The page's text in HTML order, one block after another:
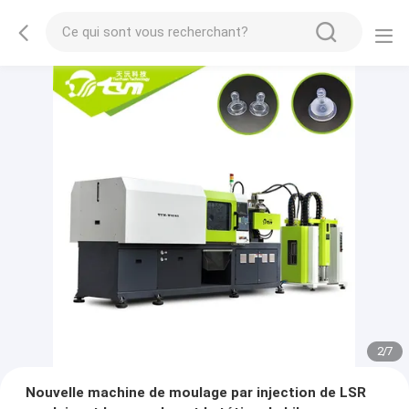
2/7
Nouvelle machine de moulage par injection de LSR